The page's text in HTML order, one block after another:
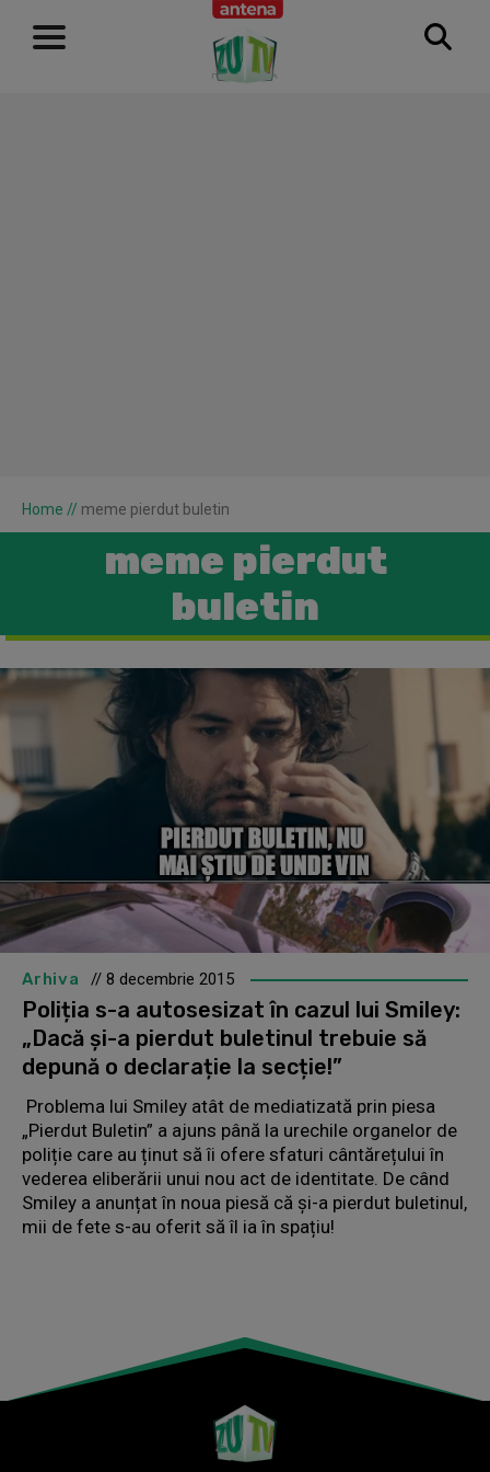
RECLAMĂ
Home // meme pierdut buletin
meme pierdut
buletin
Arhiva // 8 decembrie 2015
Poliția s-a autosesizat în cazul lui Smiley:
„Dacă și-a pierdut buletinul trebuie să
depună o declarație la secție!”
Problema lui Smiley atât de mediatizată prin piesa
„Pierdut Buletin” a ajuns până la urechile organelor de
poliție care au ținut să îi ofere sfaturi cântărețului în
vederea eliberării unui nou act de identitate. De când
Smiley a anunțat în noua piesă că și-a pierdut buletinul,
mii de fete s-au oferit să îl ia în spațiu!